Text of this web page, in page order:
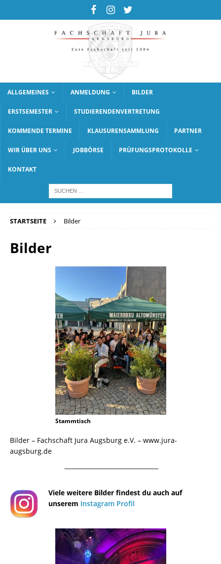
ALLGEMEINES ANMELDUNG BILDER
ERSTSEMESTER STUDIERENDENVERTRETUNG
KOMMENDE TERMINE KLAUSURENSAMMLUNG PARTNER
WIR ÜBER UNS JOBBÖRSE PRÜFUNGSPROTOKOLLE
KONTAKT
STARTSEITE Bilder
Bilder
Stammtisch
Bilder – Fachschaft Jura Augsburg e.V. – www.jura-
augsburg.de
¯¯¯¯¯¯¯¯¯¯¯¯¯¯¯¯¯¯¯¯¯¯¯¯¯¯¯¯¯¯¯¯¯¯¯¯¯¯
Viele weitere Bilder findest du auch auf
unserem Instagram Profil